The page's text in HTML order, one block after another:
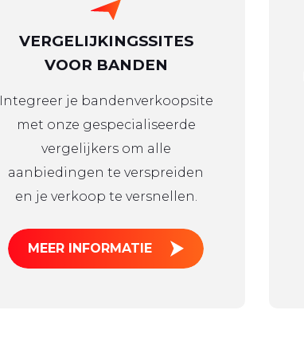
VERGELIJKINGSSITES
VOOR BANDEN
Integreer je bandenverkoopsite
met onze gespecialiseerde
vergelijkers om alle
aanbiedingen te verspreiden
en je verkoop te versnellen.
MEER INFORMATIE